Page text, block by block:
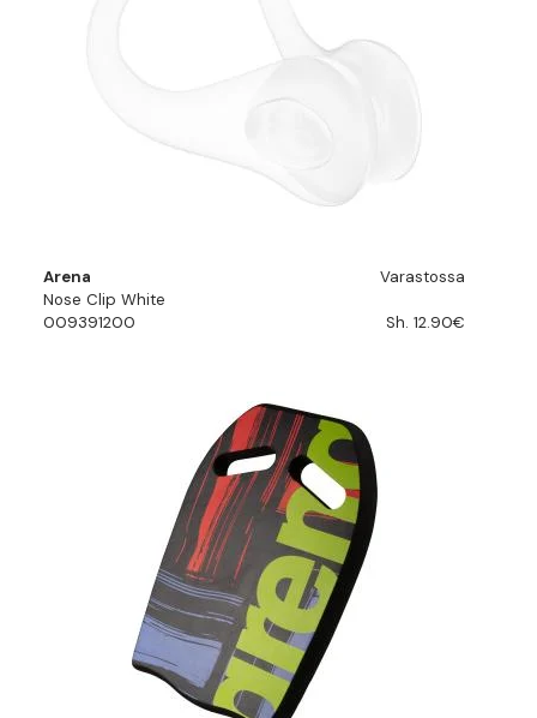
Arena
Varastossa
Nose Clip White
009391200
Sh. 12.90€